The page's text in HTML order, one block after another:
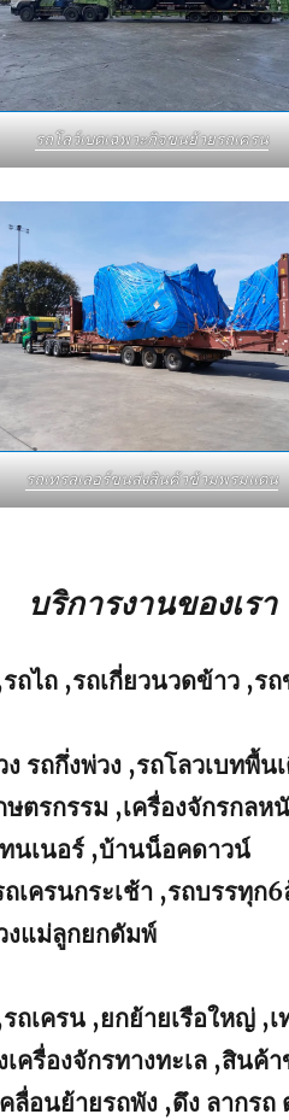
รถโลว์เบดเฉพาะกิจขนย้ายรถเครน
รถเทรลเลอร์ขนส่งสินค้าข้ามพรมแดน
บริการงานของเรา
ไถ ,รถเกี่ยวนวดข้าว ,ร
รถกึ่งพ่วง ,รถโลวเบทพื้
ษตรกรรม ,เครื่องจักรกล
นเนอร์ ,บ้านน็อคดาวน์
เครนกระเช้า ,รถบรรทุ
งแม่ลูกยกดัมพ์
ถเครน ,ยกย้ายเรือใหญ่ ,เ
ครื่องจักรทางทะเล ,สินค้
ลื่อนย้ายรถพัง ,ดึง ลากร